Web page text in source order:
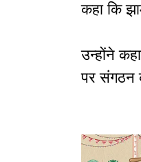
कहा कि
उन्होंने
पर संगठन